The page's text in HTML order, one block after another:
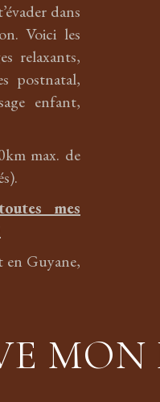
dans
Voici les
relaxants,
postnatal,
enfant,
max. de
mes
en Guyane,